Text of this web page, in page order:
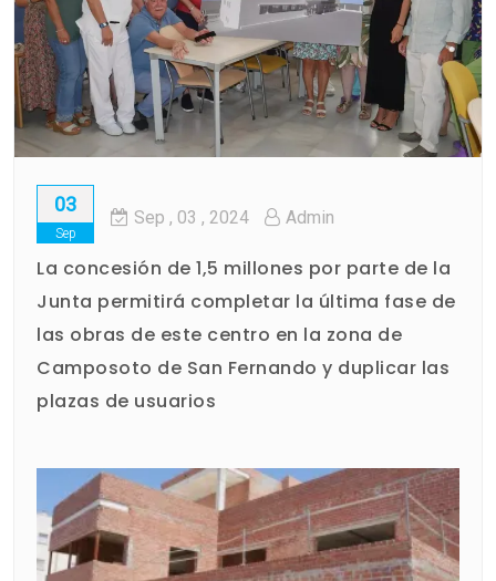
03
Sep
Sep , 03 , 2024 Admin
La concesión de 1,5 millones por parte de la
Junta permitirá completar la última fase de
las obras de este centro en la zona de
Camposoto de San Fernando y duplicar las
plazas de usuarios